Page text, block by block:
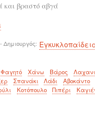
και βραστό αβγά
Φαγητό Χάνω Βάρος
Σπανάκι Λάδι Αβοκάντο
Κοτόπουλο Πιπέρι